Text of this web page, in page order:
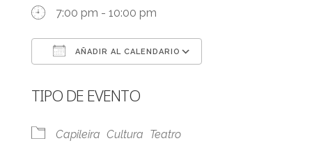
7:00 pm - 10:00 pm
AÑADIR AL CALENDARIO
TIPO DE EVENTO
Capileira Cultura Teatro